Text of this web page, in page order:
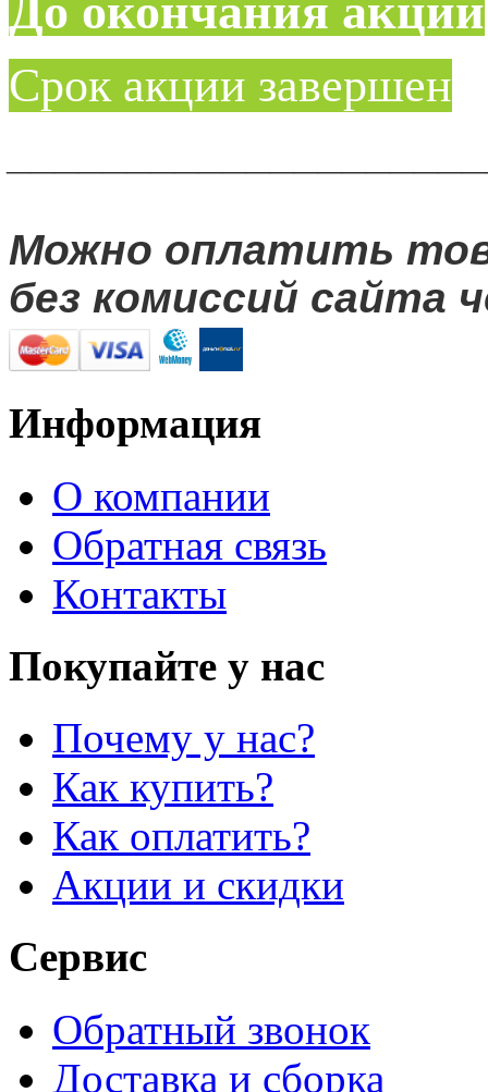
До окончания акции
Срок акции завершен
Можно оплатить
без комиссий сайта
Информация
О компании
Обратная связь
Контакты
Покупайте у нас
Почему у нас?
Как купить?
Как оплатить?
Акции и скидки
Сервис
Обратный звонок
Доставка и сборка